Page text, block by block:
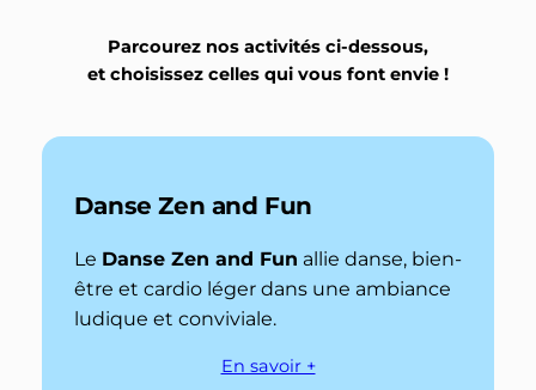
Parcourez nos activités ci-dessous,
et choisissez celles qui vous font envie !
Danse Zen and Fun
Le Danse Zen and Fun allie danse, bien-
être et cardio léger dans une ambiance
ludique et conviviale.
En savoir +